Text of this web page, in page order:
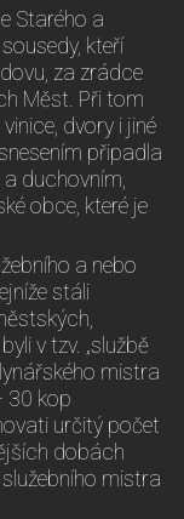
Starého a
kteří
za zrádce
Měst. Při tom
dvory i jiné
připadla
duchovním,
obce, které je
a nebo
stáli
v tzv. „službě
mistra
30 kop
určitý počet
dobách
mistra